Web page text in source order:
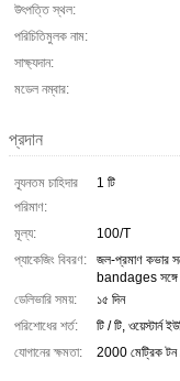
উৎপত্তি স্থল:
পরিচিতিমুলক নাম:
সাক্ষ্যদান:
মডেল নম্বার:
প্রদান
ন্যূনতম চাহিদার
পরিমাণ:
1 টি
মূল্য:
100/T
প্যাকেজিং বিবরণ:
জল-প্রমাণ কভার
bandages
ডেলিভারি সময়:
১৫ দিন
পরিশোধের শর্ত:
টি / টি, ওয়েস্টার্ন
যোগানের ক্ষমতা:
2000 মেট্রিক টন